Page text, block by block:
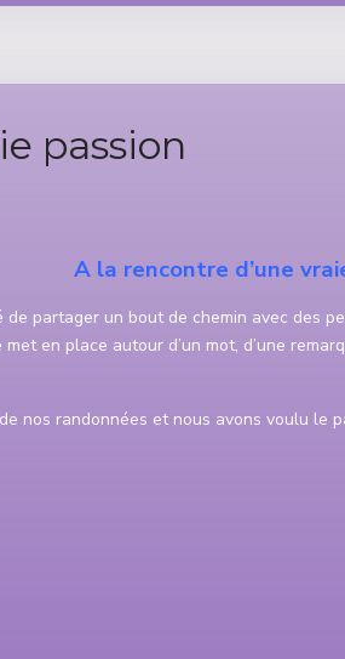
passion
A la rencontre d’une
partager un bout de chemin avec des
en place autour d’un mot, d’une
nos randonnées et nous avons voulu le